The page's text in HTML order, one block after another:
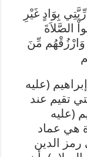
بِوَادٍ غَيْرِ
الصَّلاَةَ
وَارْزُقْهُم مِّنَ
(عليه
تقيم عند
(عليه
هي عماد
رمز الدين